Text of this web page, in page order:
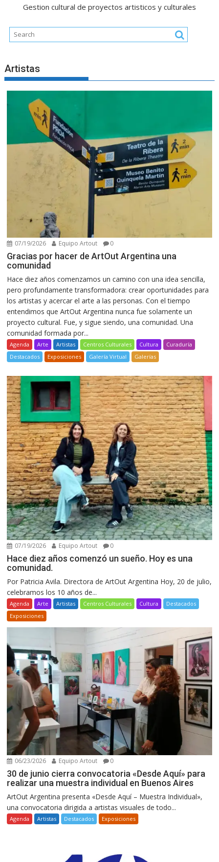
Gestion cultural de proyectos artisticos y culturales
Artistas
07/19/2026 Equipo Artout 0
Gracias por hacer de ArtOut Argentina una
comunidad
Hace diez años comenzamos un camino con una idea sencilla,
pero profundamente transformadora: crear oportunidades para
los artistas y acercar el arte a las personas. Con el tiempo
entendimos que ArtOut Argentina nunca fue solamente un
proyecto cultural. Fue, y sigue siendo, una comunidad. Una
comunidad formada por...
Agenda Arte Artistas Centros Culturales Cultura
Curaduría
Destacados
Exposiciones Galería Virtual Galerías
07/19/2026 Equipo Artout 0
Hace diez años comenzó un sueño. Hoy es una
comunidad.
Por Patricia Avila. Directora de ArtOut Argentina Hoy, 20 de julio,
celebramos los 10 años de...
Agenda Arte Artistas Centros Culturales Cultura
Destacados
Exposiciones
06/23/2026 Equipo Artout 0
30 de junio cierra convocatoria «Desde Aquí» para
realizar una muestra individual en Buenos Aires
ArtOut Argentina presenta «Desde Aquí – Muestra Individual»,
una convocatoria dirigida a artistas visuales de todo...
Agenda Artistas Destacados Exposiciones